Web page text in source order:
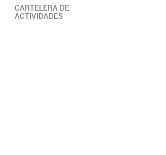
CARTELERA DE
ACTIVIDADES